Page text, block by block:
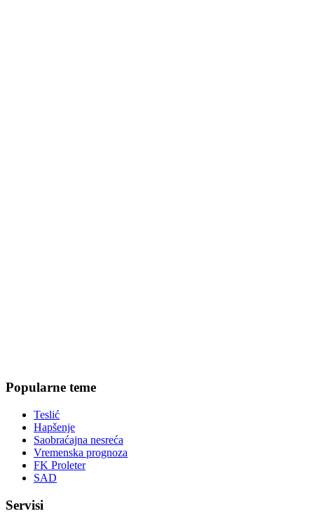
Popularne teme
Teslić
Hapšenje
Saobraćajna nesreća
Vremenska prognoza
FK Proleter
SAD
Servisi